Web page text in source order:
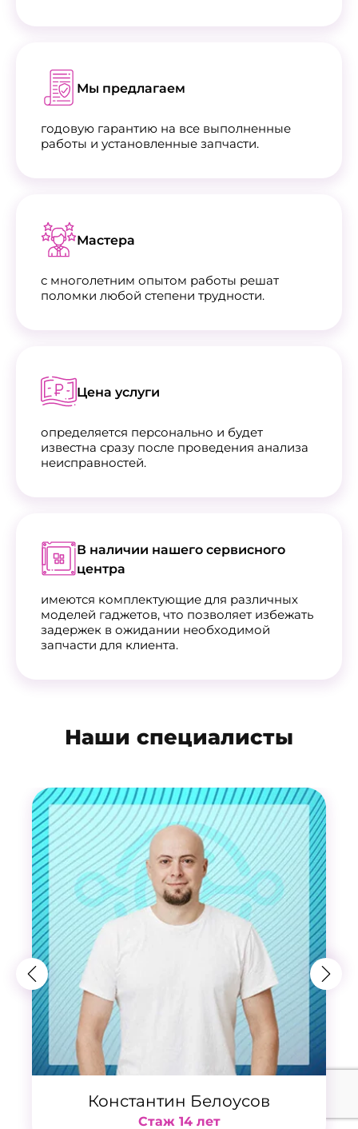
Мы предлагаем
годовую гарантию на все выполненные
работы и установленные запчасти.
Мастера
с многолетним опытом работы решат
поломки любой степени трудности.
Цена услуги
определяется персонально и будет
известна сразу после проведения анализа
неисправностей.
В наличии нашего сервисного
центра
имеются комплектующие для различных
моделей гаджетов, что позволяет избежать
задержек в ожидании необходимой
запчасти для клиента.
Наши специалисты
Константин Белоусов
Стаж 14 лет